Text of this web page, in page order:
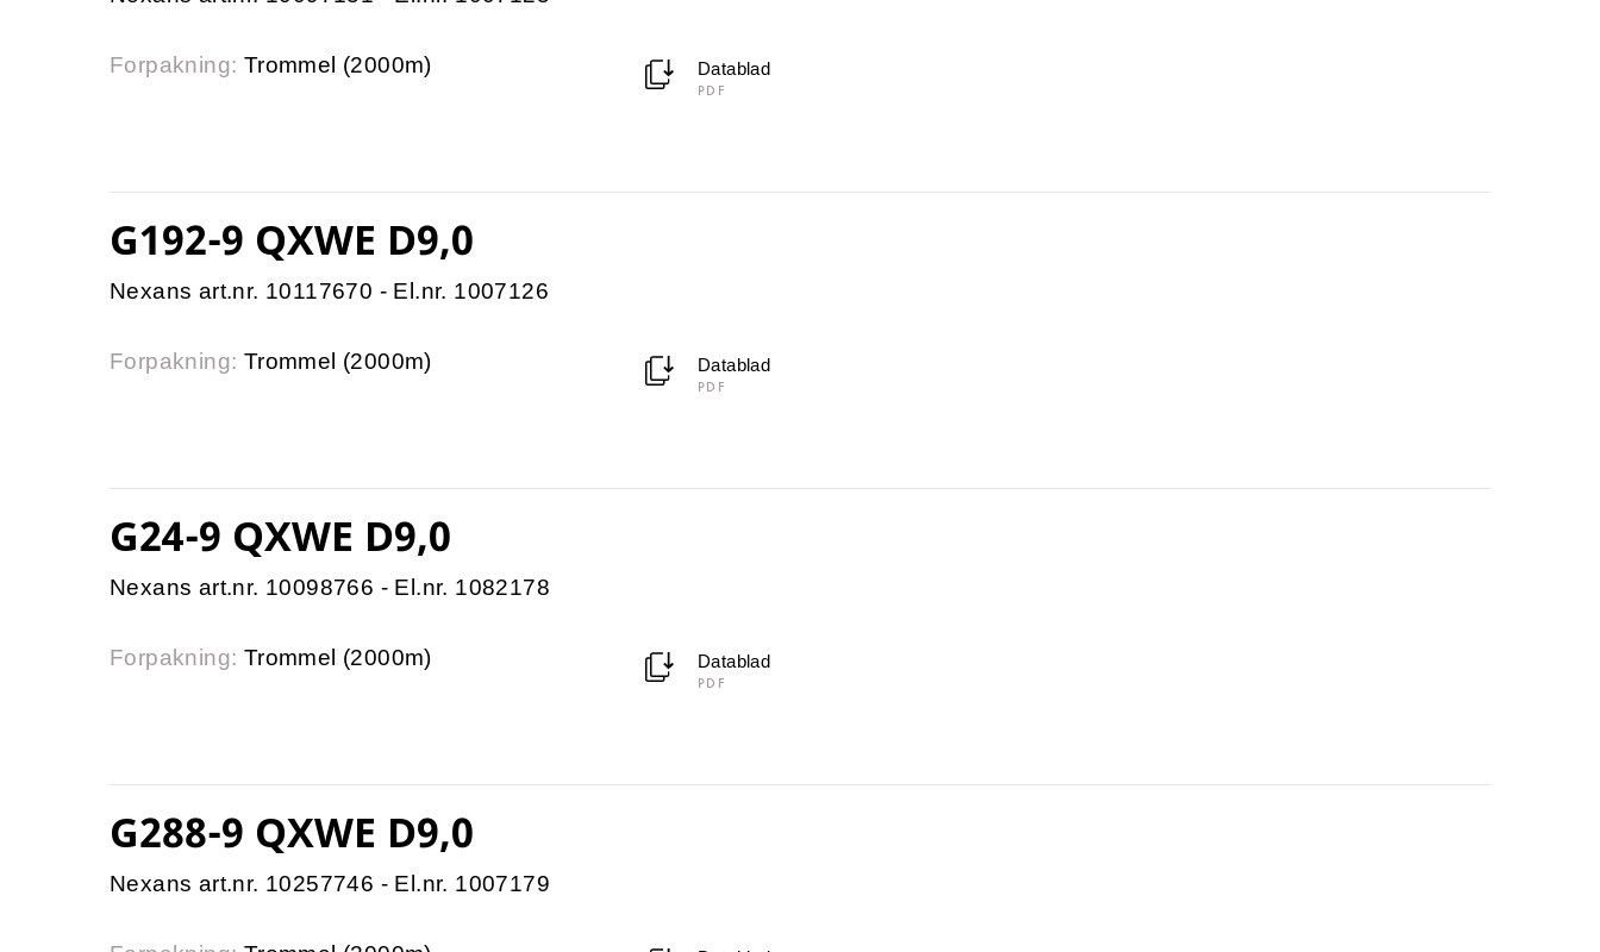
Forpakning: Trommel (2000m) Datablad
PDF
G192-9 QXWE D9,0
Nexans art.nr. 10117670 - El.nr. 1007126
Forpakning: Trommel (2000m) Datablad
PDF
G24-9 QXWE D9,0
Nexans art.nr. 10098766 - El.nr. 1082178
Forpakning: Trommel (2000m) Datablad
PDF
G288-9 QXWE D9,0
Nexans art.nr. 10257746 - El.nr. 1007179